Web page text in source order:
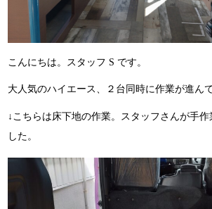
こんにちは。スタッフ S です。
大人気のハイエース、２台同時に作業が進ん
↓こちらは床下地の作業。スタッフさんが手作
した。